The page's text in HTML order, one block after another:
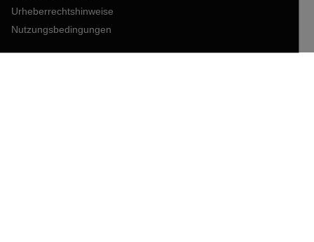
Urheberrechtshinweise
Nutzungsbedingungen